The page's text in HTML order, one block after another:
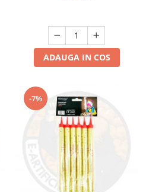
ADAUGA IN COS
-7%